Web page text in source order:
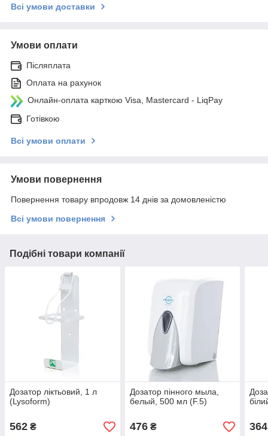
Всі умови доставки
Умови оплати
Післяплата
Оплата на рахунок
Онлайн-оплата карткою Visa, Mastercard - LiqPay
Готівкою
Всі умови оплати
Умови повернення
Повернення товару впродовж 14 днів за домовленістю
Всі умови повернення
Подібні товари компанії
Дозатор ліктьовий, 1 л
(Lysoform)
562 ₴
Дозатор пінного мыла,
белый, 500 мл (F.5)
476₴ 364